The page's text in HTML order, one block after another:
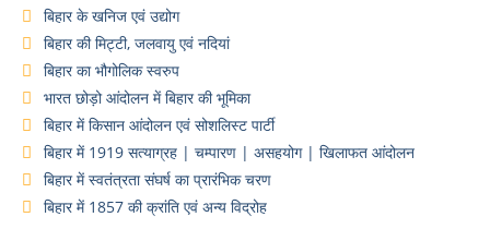
बिहार के खनिज एवं उद्योग
बिहार की मिट्टी, जलवायु एवं नदियां
बिहार का भौगोलिक स्वरुप
भारत छोड़ो आंदोलन में बिहार की भूमिका
बिहार में किसान आंदोलन एवं सोशलिस्ट पार्टी
बिहार में 1919 सत्याग्रह | चम्पारण | असहयोग | खिलाफत आंदोलन
बिहार में स्वतंत्रता संघर्ष का प्रारंभिक चरण
बिहार में 1857 की क्रांति एवं अन्य विद्रोह